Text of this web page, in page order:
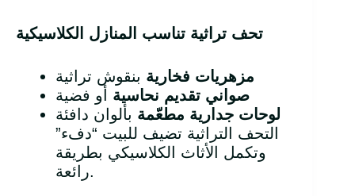
تحف تراثية تناسب المنازل الكلاسيكية
مزهريات فخارية بنقوش تراثية
صواني تقديم نحاسية أو فضية
لوحات جدارية مطعّمة بألوان دافئة
التحف التراثية تضيف للبيت “دفء”
وتكمل الأثاث الكلاسيكي بطريقة
رائعة.